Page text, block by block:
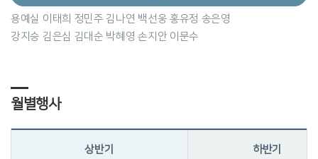
용예실 이태희 정민주 김나연 백선웅 홍유정 송은영
강지승 김은심 김대순 박혜영 손지안 이문수
월별행사
상반기 하반기